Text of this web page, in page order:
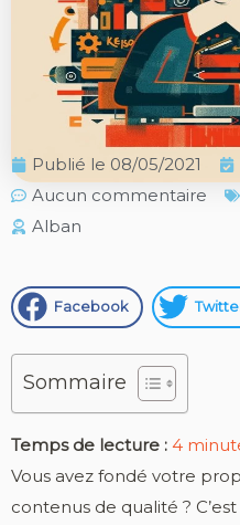
Publié le 08/05/2021
Aucun commentaire
Alban
Facebook
Sommaire
Temps de lecture : 4
Vous avez fondé votre
contenus de qualité ?